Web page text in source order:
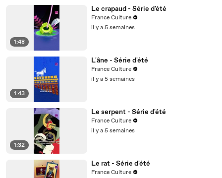
1:48
Le crapaud - Série d'été
France Culture
il y a 5 semaines
1:43
L'âne - Série d'été
France Culture
il y a 5 semaines
1:32
Le serpent - Série d'été
France Culture
il y a 5 semaines
Le rat - Série d'été
France Culture